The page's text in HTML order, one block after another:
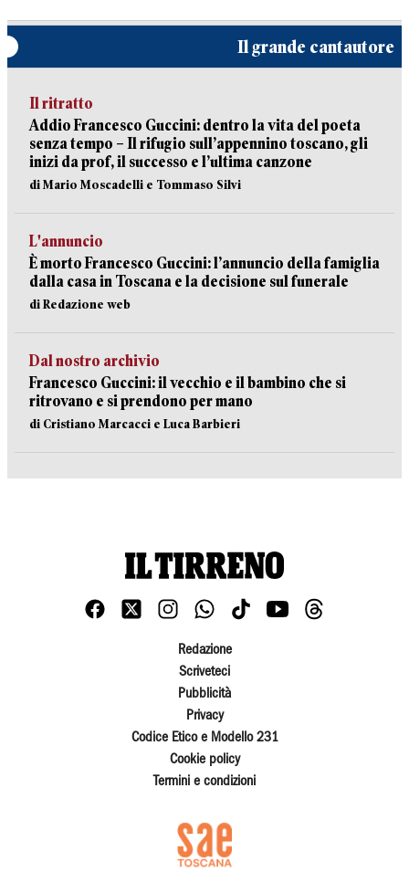
Il grande cantautore
Il ritratto
Addio Francesco Guccini: dentro la vita del poeta
senza tempo – Il rifugio sull’appennino toscano, gli
inizi da prof, il successo e l’ultima canzone
di Mario Moscadelli e Tommaso Silvi
L'annuncio
È morto Francesco Guccini: l’annuncio della famiglia
dalla casa in Toscana e la decisione sul funerale
di Redazione web
Dal nostro archivio
Francesco Guccini: il vecchio e il bambino che si
ritrovano e si prendono per mano
di Cristiano Marcacci e Luca Barbieri
Redazione
Scriveteci
Pubblicità
Privacy
Codice Etico e Modello 231
Cookie policy
Termini e condizioni